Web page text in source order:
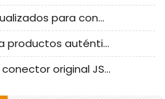
Estándares de prueba actualizados para conectores nacionales bajo la referencia de CLIFF
Conector JST- Proporciona productos auténticos y alternativos del conector JST NSHR-02V-S
Conector JST - Suministra conector original JST GHR-09V-S | productos alternativos